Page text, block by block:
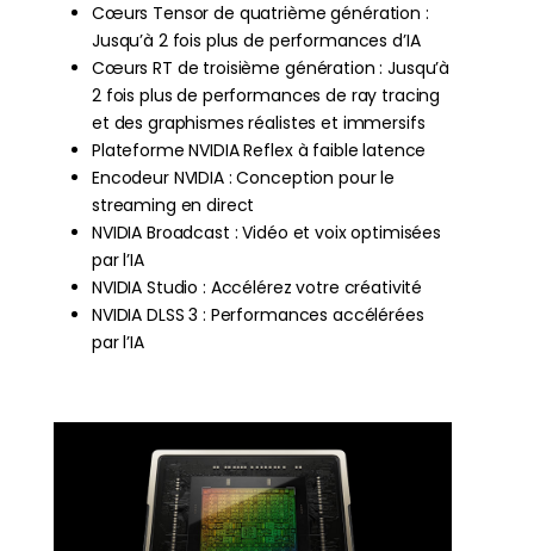
Cœurs Tensor de quatrième génération :
Jusqu’à 2 fois plus de performances d’IA
Cœurs RT de troisième génération : Jusqu’à
2 fois plus de performances de ray tracing
et des graphismes réalistes et immersifs
Plateforme NVIDIA Reflex à faible latence
Encodeur NVIDIA : Conception pour le
streaming en direct
NVIDIA Broadcast : Vidéo et voix optimisées
par l’IA
NVIDIA Studio : Accélérez votre créativité
NVIDIA DLSS 3 : Performances accélérées
par l’IA